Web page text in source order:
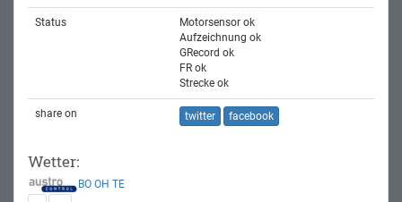
Status
Motorsensor ok
Aufzeichnung ok
GRecord ok
FR ok
Strecke ok
share on twitter facebook
Wetter:
BO OH TE